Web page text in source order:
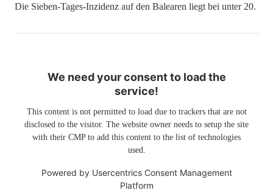
Die Sieben-Tages-Inzidenz auf den Balearen liegt bei unter 20.
We need your consent to load the
service!
This content is not permitted to load due to trackers that are not
disclosed to the visitor. The website owner needs to setup the site
with their CMP to add this content to the list of technologies
used.
Powered by Usercentrics Consent Management
Platform